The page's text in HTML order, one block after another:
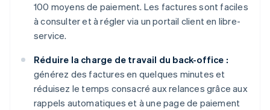
100 moyens de paiement. Les factures sont faciles
à consulter et à régler via un portail client en libre-
service.
Réduire la charge de travail du back-office :
générez des factures en quelques minutes et
réduisez le temps consacré aux relances grâce aux
rappels automatiques et à une page de paiement